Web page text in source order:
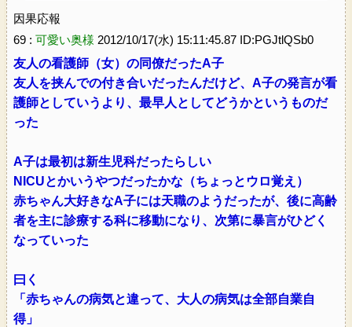
因果応報
69 : 可愛い奥様 2012/10/17(水) 15:11:45.87 ID:PGJtlQSb0
友人の看護師（女）の同僚だったA子
友人を挟んでの付き合いだったんだけど、A子の発言が看
護師としていうより、最早人としてどうかというものだ
った
A子は最初は新生児科だったらしい
NICUとかいうやつだったかな（ちょっとウロ覚え）
赤ちゃん大好きなA子には天職のようだったが、後に高齢
者を主に診療する科に移動になり、次第に暴言がひどく
なっていった
曰く
「赤ちゃんの病気と違って、大人の病気は全部自業自
得」